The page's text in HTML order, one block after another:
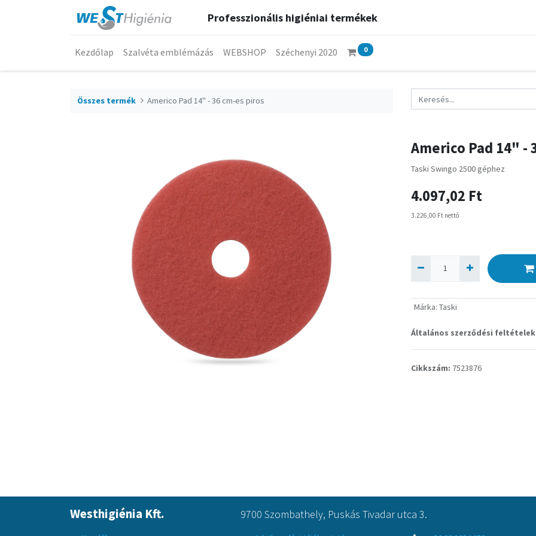
Professzionális higiéniai termékek
Kezdőlap Szalvéta emblémázás WEBSHOP Széchenyi 2020 0
Összes termék Americo Pad 14" - 36 cm-es piros
Americo Pad 14" -
Taski Swingo 2500 géphez
4.097,02 Ft
3.226,00 Ft nettó
Márka: Taski
Általános szerződési feltételek
Cikkszám: 7523876
Westhigiénia Kft. 9700 Szombathely, Puskás Tivadar utca 3.